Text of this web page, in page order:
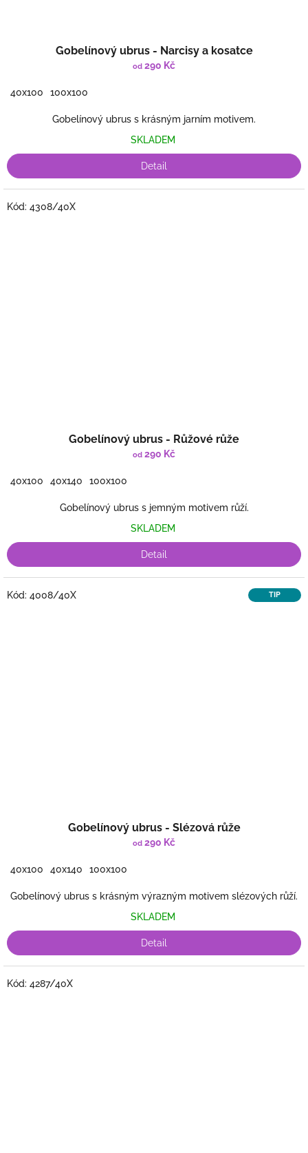
Gobelínový ubrus - Narcisy a kosatce
od 290 Kč
40x100 100x100
Gobelínový ubrus s krásným jarním motivem.
SKLADEM
Detail
Gobelínový ubrus - Růžové růže
od 290 Kč
40x100 40x140 100x100
Gobelínový ubrus s jemným motivem růží.
SKLADEM
Detail
Kód: 4308/40X
TIP
Gobelínový ubrus - Slézová růže
od 290 Kč
40x100 40x140 100x100
Gobelínový ubrus s krásným výrazným motivem slézových růží.
SKLADEM
Detail
Kód: 4008/40X
Kód: 4287/40X